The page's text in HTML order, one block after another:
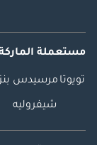
مستعملة
تويوتا مرسيدس بنز
شيفروليه